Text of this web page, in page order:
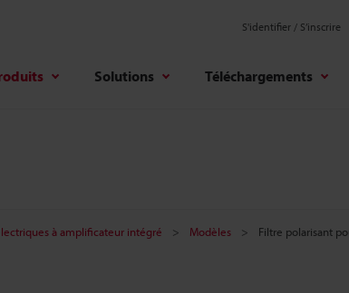
S'identifier / S’inscrire
Solutions Téléchargements
à amplificateur intégré Modèles Filtre polarisant